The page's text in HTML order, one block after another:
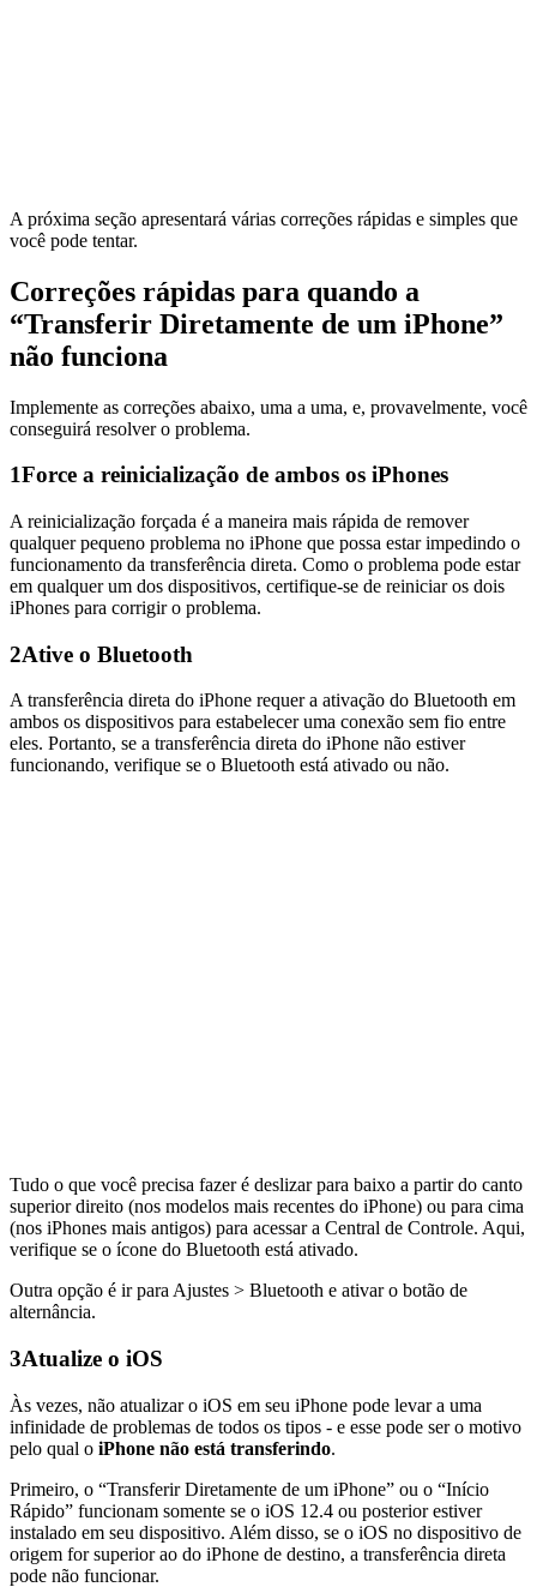
A próxima seção apresentará várias correções rápidas e simples que
você pode tentar.
Correções rápidas para quando a
“Transferir Diretamente de um iPhone”
não funciona
Implemente as correções abaixo, uma a uma, e, provavelmente, você
conseguirá resolver o problema.
1Force a reinicialização de ambos os iPhones
A reinicialização forçada é a maneira mais rápida de remover
qualquer pequeno problema no iPhone que possa estar impedindo o
funcionamento da transferência direta. Como o problema pode estar
em qualquer um dos dispositivos, certifique-se de reiniciar os dois
iPhones para corrigir o problema.
2Ative o Bluetooth
A transferência direta do iPhone requer a ativação do Bluetooth em
ambos os dispositivos para estabelecer uma conexão sem fio entre
eles. Portanto, se a transferência direta do iPhone não estiver
funcionando, verifique se o Bluetooth está ativado ou não.
Tudo o que você precisa fazer é deslizar para baixo a partir do canto
superior direito (nos modelos mais recentes do iPhone) ou para cima
(nos iPhones mais antigos) para acessar a Central de Controle. Aqui,
verifique se o ícone do Bluetooth está ativado.
Outra opção é ir para Ajustes > Bluetooth e ativar o botão de
alternância.
3Atualize o iOS
Às vezes, não atualizar o iOS em seu iPhone pode levar a uma
infinidade de problemas de todos os tipos - e esse pode ser o motivo
pelo qual o iPhone não está transferindo.
Primeiro, o “Transferir Diretamente de um iPhone” ou o “Início
Rápido” funcionam somente se o iOS 12.4 ou posterior estiver
instalado em seu dispositivo. Além disso, se o iOS no dispositivo de
origem for superior ao do iPhone de destino, a transferência direta
pode não funcionar.